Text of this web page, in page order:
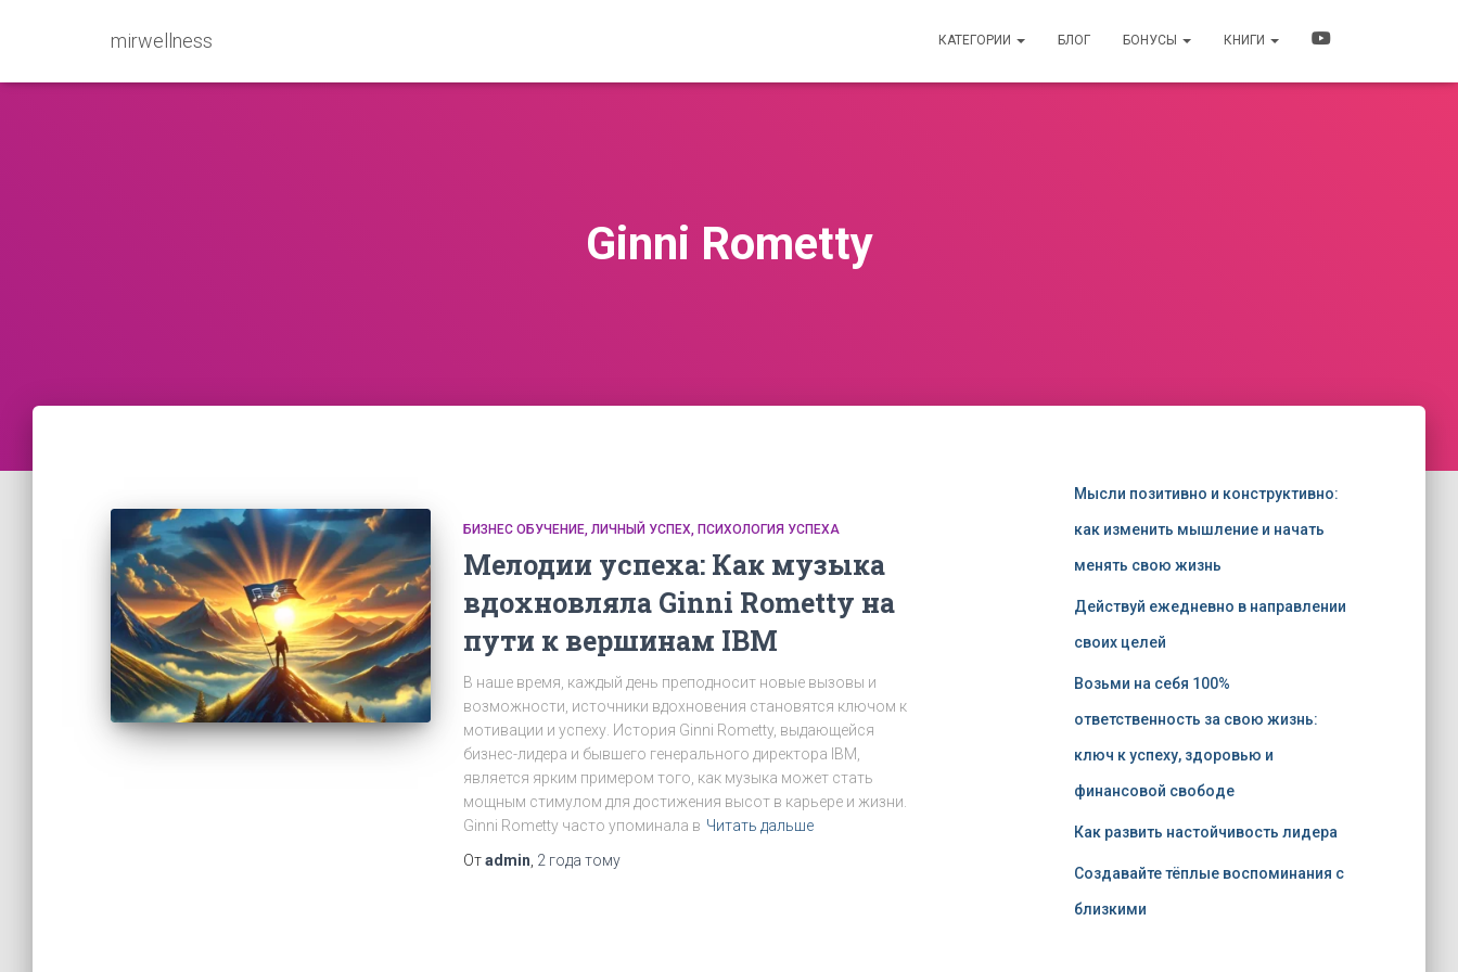
mirwellness КАТЕГОРИИ БЛОГ БОНУСЫ КНИГИ
Ginni Rometty
БИЗНЕС ОБУЧЕНИЕ ЛИЧНЫЙ УСПЕХ ПСИХОЛОГИЯ УСПЕХА
Мелодии успеха: Как музыка
вдохновляла Ginni Rometty на
пути к вершинам IBM
В наше время, каждый день преподносит новые вызовы и
возможности, источники вдохновения становятся ключом к
мотивации и успеху. История Ginni Rometty, выдающейся
бизнес-лидера и бывшего генерального директора IBM,
является ярким примером того, как музыка может стать
мощным стимулом для достижения высот в карьере и жизни.
Ginni Rometty часто упоминала в Читать дальше
Отadmin 2 года тому
Мысли позитивно и конструктивно:
как изменить мышление и начать
менять свою жизнь
Действуй ежедневно в направлении
своих целей
Возьми на себя 100%
ответственность за свою жизнь:
ключ к успеху, здоровью и
финансовой свободе
Как развить настойчивость лидера
Создавайте тёплые воспоминания с
близкими